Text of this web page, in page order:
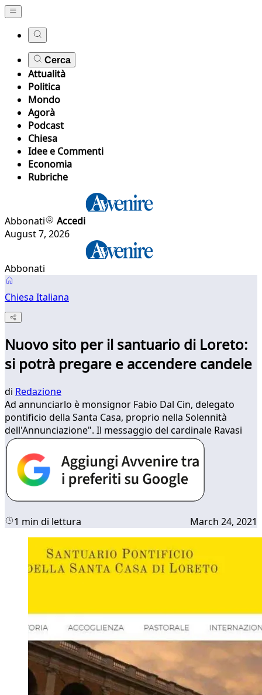
Cerca
Attualità
Politica
Mondo
Agorà
Podcast
Chiesa
Idee e Commenti
Economia
Rubriche
Abbonati
Accedi
August 7, 2026
Abbonati
Chiesa Italiana
Nuovo sito per il santuario di Loreto:
si potrà pregare e accendere candele
di Redazione
Ad annunciarlo è monsignor Fabio Dal Cin, delegato
pontificio della Santa Casa, proprio nella Solennità
dell'Annunciazione". Il messaggio del cardinale Ravasi
1 min di lettura March 24, 2021